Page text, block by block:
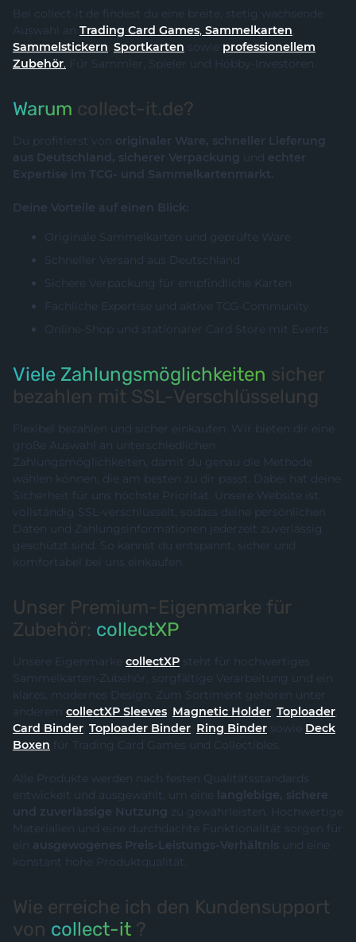
Bei collect-it.de findest du eine breite, stetig wachsende
Auswahl an
Trading Card Games, Sammelkarten,
Sammelstickern, Sportkarten sowie professionellem
Zubehör. Für Sammler, Spieler und Hobby-Investoren.
Warum collect-it.de?
Du profitierst von originaler Ware, schneller Lieferung
aus Deutschland, sicherer Verpackung und echter
Expertise im TCG- und Sammelkartenmarkt.
Deine Vorteile auf einen Blick:
Originale Sammelkarten und geprüfte Ware
Schneller Versand aus Deutschland
Sichere Verpackung für empfindliche Karten
Fachliche Expertise und aktive TCG-Community
Online-Shop und stationärer Card Store mit Events
Viele Zahlungsmöglichkeiten sicher
bezahlen mit SSL-Verschlüsselung
Flexibel bezahlen und sicher einkaufen: Wir bieten dir eine
große Auswahl an unterschiedlichen
Zahlungsmöglichkeiten, damit du genau die Methode
wählen können, die am besten zu dir passt. Dabei hat deine
Sicherheit für uns höchste Priorität. Unsere Website ist
vollständig SSL-verschlüsselt, sodass deine persönlichen
Daten und Zahlungsinformationen jederzeit zuverlässig
geschützt sind. So kannst du entspannt, sicher und
komfortabel bei uns einkaufen.
Unser Premium-Eigenmarke für
Zubehör: collectXP
Unsere Eigenmarke collectXP steht für hochwertiges
Sammelkarten-Zubehör, sorgfältige Verarbeitung und ein
klares, modernes Design. Zum Sortiment gehören unter
anderem collectXP Sleeves, Magnetic Holder, Toploader,
Card Binder, Toploader Binder, Ring Binder sowie Deck
Boxen für Trading Card Games und Collectibles.
Alle Produkte werden nach festen Qualitätsstandards
entwickelt und ausgewählt, um eine langlebige, sichere
und zuverlässige Nutzung zu gewährleisten. Hochwertige
Materialien und eine durchdachte Funktionalität sorgen für
ein ausgewogenes Preis-Leistungs-Verhältnis und eine
konstant hohe Produktqualität.
Wie erreiche ich den Kundensupport
von collect-it ?